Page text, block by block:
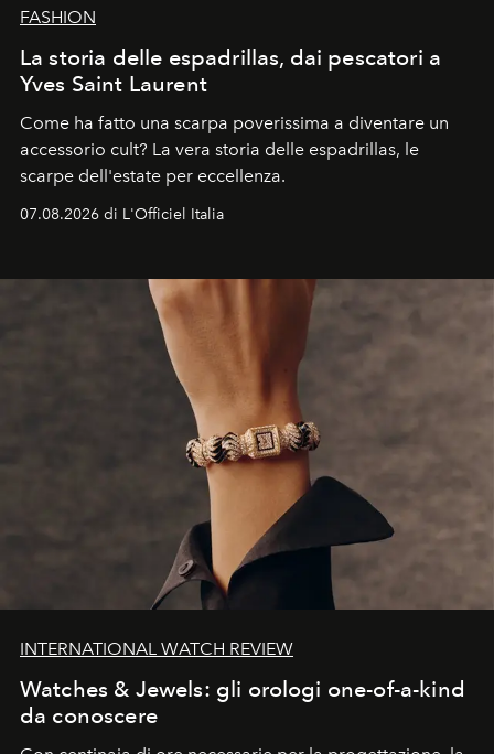
FASHION
La storia delle espadrillas, dai pescatori a
Yves Saint Laurent
Come ha fatto una scarpa poverissima a diventare un
accessorio cult? La vera storia delle espadrillas, le
scarpe dell'estate per eccellenza.
07.08.2026 di L'Officiel Italia
INTERNATIONAL WATCH REVIEW
Watches & Jewels: gli orologi one-of-a-kind
da conoscere